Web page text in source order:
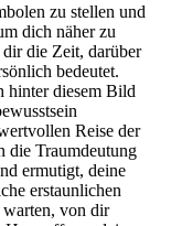
zu stellen und
dich näher zu
​die ​Zeit, darüber
bedeutet.
hinter diesem Bild
Reise der
die ​Traumdeutung
ermutigt, deine
⁣erstaunlichen
warten, von dir